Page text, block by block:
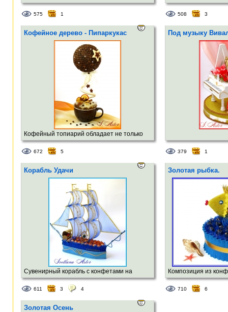
575 1 508 3
Кофейное дерево - Пипаркукас
Кофейный топиарий обладает не только
свойствами всех топиариев приносить
счастье в дом и является украшением
интерьера, но ещё обладает
неповторимым ароматом кофе и специй
(корица, анис, апельсин), который создаёт
672 5
Под музыку
379 1
Корабль Удачи
Сувенирный корабль с конфетами на
борту. д-60см,в-50см
611 3 4
Золотая рыбка.
Композиция из
монеток.
710 6
Золотая Осень